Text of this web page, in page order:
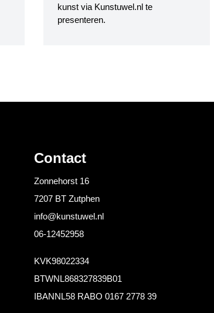
kunst via Kunstuwel.nl te
presenteren.
Contact
Zonnehorst 16
7207 BT Zutphen
info@kunstuwel.nl
06-12452958
KVK98022334
BTWNL868327839B01
IBANNL58 RABO 0167 2778 39